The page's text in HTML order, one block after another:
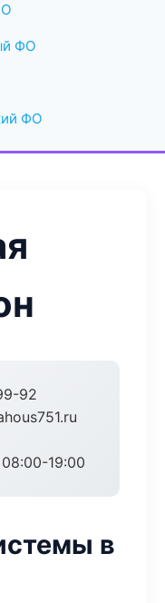
ФО
ФО
92
19:00
в